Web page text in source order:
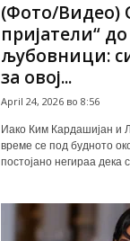
(Фото/Видео)
пријатели“
љубовници:
за овој...
April 24, 2026 во 8:56
Иако Ким Кардашијан и
време се под будното
постојано негираа дека